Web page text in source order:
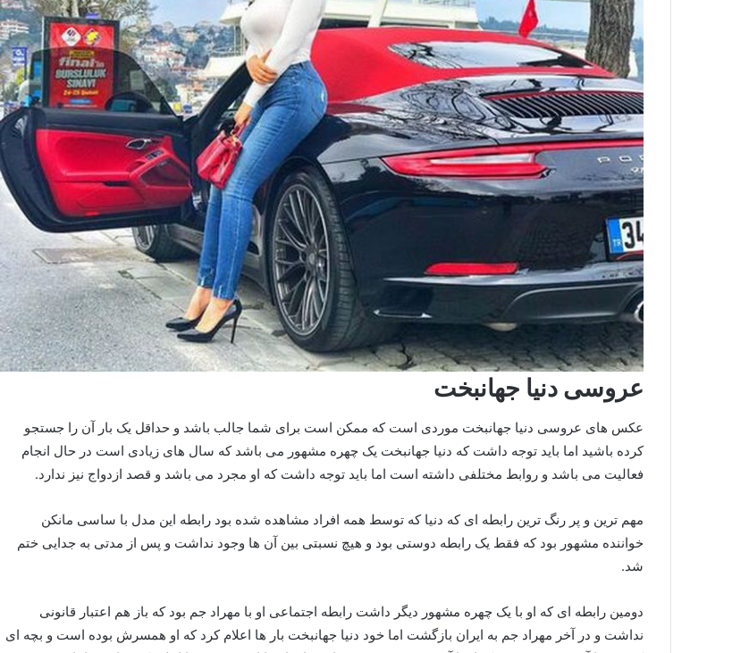
عروسی دنیا جهانبخت
عکس های عروسی دنیا جهانبخت موردی است که ممکن است برای شما جالب باشد و حداقل یک بار آن را جستجو
کرده باشید اما باید توجه داشت که دنیا جهانبخت یک چهره مشهور می باشد که سال های زیادی است در حال انجام
فعالیت می باشد و روابط مختلفی داشته است اما باید توجه داشت که او مجرد می باشد و قصد ازدواج نیز ندارد.
مهم ترین و پر رنگ ترین رابطه ای که دنیا که توسط همه افراد مشاهده شده بود رابطه این مدل با ساسی مانکن
خواننده مشهور بود که فقط یک رابطه دوستی بود و هیچ نسبتی بین آن ها وجود نداشت و پس از مدتی به جدایی ختم
شد.
دومین رابطه ای که او با یک چهره مشهور دیگر داشت رابطه اجتماعی او با مهراد جم بود که باز هم اعتبار قانونی
نداشت و در آخر مهراد جم به ایران بازگشت اما خود دنیا جهانبخت بار ها اعلام کرد که او همسرش بوده است و بچه ای